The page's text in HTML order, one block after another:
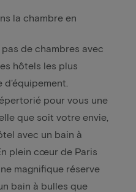
la chambre en
de chambres avec
hôtels les plus
pour vous une
que soit votre envie,
avec un bain à
plein cœur de Paris
magnifique réserve
bain à bulles que